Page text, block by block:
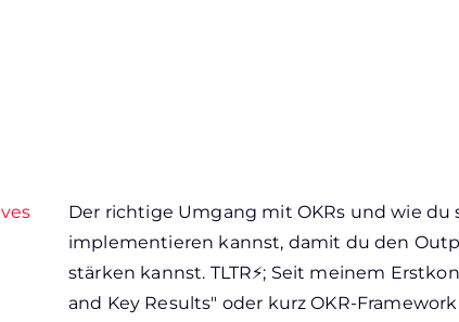
Der richtige Umgang mit OKRs und wie du
implementieren kannst, damit du den
stärken kannst. TLTR⚡; Seit meinem
and Key Results" oder kurz OKR-